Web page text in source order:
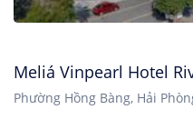
Meliá Vinpearl Hotel
Phường Hồng Bàng, Hải